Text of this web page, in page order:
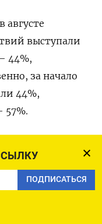
ПОДПИСАТЬСЯ
августе
выступали
44%,
за начало
44%,
57%.
когда
плакате,
Отличие